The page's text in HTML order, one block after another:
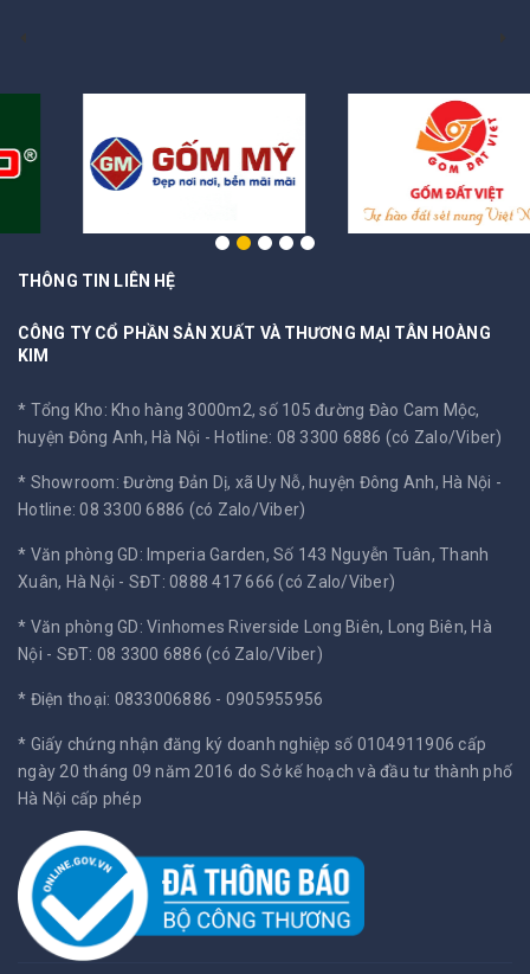
THÔNG TIN LIÊN HỆ
CÔNG TY CỔ PHẦN SẢN XUẤT VÀ THƯƠNG MẠI TÂN HOÀNG
KIM
* Tổng Kho: Kho hàng 3000m2, số 105 đường Đào Cam Mộc,
huyện Đông Anh, Hà Nội - Hotline: 08 3300 6886 (có Zalo/Viber)
* Showroom: Đường Đản Dị, xã Uy Nỗ, huyện Đông Anh, Hà Nội -
Hotline: 08 3300 6886 (có Zalo/Viber)
* Văn phòng GD: Imperia Garden, Số 143 Nguyễn Tuân, Thanh
Xuân, Hà Nội - SĐT: 0888 417 666 (có Zalo/Viber)
* Văn phòng GD: Vinhomes Riverside Long Biên, Long Biên, Hà
Nội - SĐT: 08 3300 6886 (có Zalo/Viber)
* Điện thoại: 0833006886 - 0905955956
* Giấy chứng nhận đăng ký doanh nghiệp số 0104911906 cấp
ngày 20 tháng 09 năm 2016 do Sở kế hoạch và đầu tư thành phố
Hà Nội cấp phép